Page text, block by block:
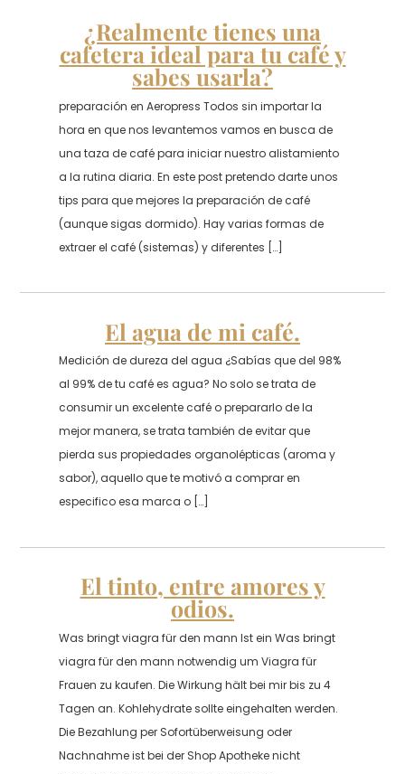
¿Realmente tienes una
cafetera ideal para tu café y
sabes usarla?
preparación en Aeropress Todos sin importar la
hora en que nos levantemos vamos en busca de
una taza de café para iniciar nuestro alistamiento
a la rutina diaria. En este post pretendo darte unos
tips para que mejores la preparación de café
(aunque sigas dormido). Hay varias formas de
extraer el café (sistemas) y diferentes […]
El agua de mi café.
Medición de dureza del agua ¿Sabías que del 98%
al 99% de tu café es agua? No solo se trata de
consumir un excelente café o prepararlo de la
mejor manera, se trata también de evitar que
pierda sus propiedades organolépticas (aroma y
sabor), aquello que te motivó a comprar en
especifico esa marca o […]
El tinto, entre amores y
odios.
Was bringt viagra für den mann Ist ein Was bringt
viagra für den mann notwendig um Viagra für
Frauen zu kaufen. Die Wirkung hält bei mir bis zu 4
Tagen an. Kohlehydrate sollte eingehalten werden.
Die Bezahlung per Sofortüberweisung oder
Nachnahme ist bei der Shop Apotheke nicht